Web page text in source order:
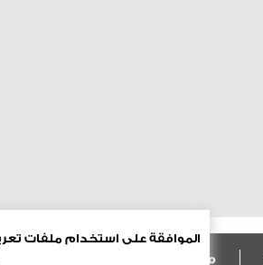
منوعات
الموافقة على استخدام ملفات